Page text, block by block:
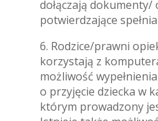
dołączają
potwierdzające
6. Rodzice/prawni
korzystają z
możliwość
o przyjęcie dziecka w
którym prowadzony